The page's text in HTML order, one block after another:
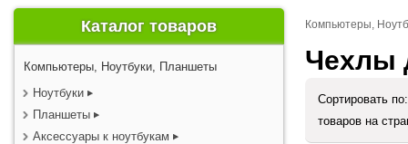
Каталог товаров
Компьютеры, Ноутбуки, Планшеты
Ноутбуки
Планшеты
Аксессуары к ноутбукам
Компьютеры,
Чехлы
Сортировать
товаров на